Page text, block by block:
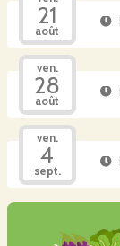
21
août
ven.
28
août
ven.
4
sept.